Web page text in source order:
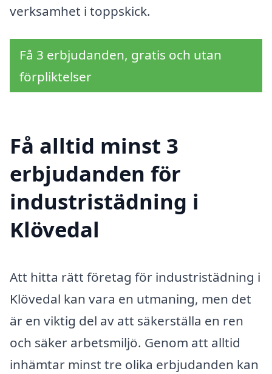
verksamhet i toppskick.
Få 3 erbjudanden, gratis och utan
förpliktelser
Få alltid minst 3
erbjudanden för
industristädning i
Klövedal
Att hitta rätt företag för industristädning i
Klövedal kan vara en utmaning, men det
är en viktig del av att säkerställa en ren
och säker arbetsmiljö. Genom att alltid
inhämtar minst tre olika erbjudanden kan